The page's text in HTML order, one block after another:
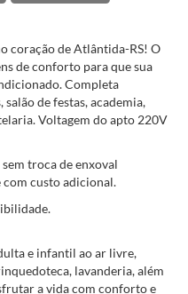
coração de Atlântida-RS! O
de conforto para que sua
Completa
de festas, academia,
Voltagem do apto 220V
troca de enxoval
custo adicional.
e infantil ao ar livre,
lavanderia, além
a vida com conforto e